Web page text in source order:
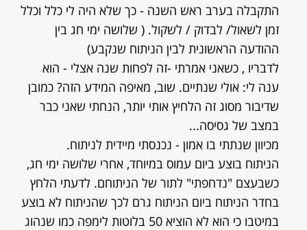
התקבלה בערב ראש השנה - כך שלא היה לי כלל וכלל
זמן לשאול/ לבדוק / לשקול. ( שלושה ימי חג בין
ההודעה הראשונית לבין הניתוח שנקבע)
לדבריו , כשאני אמרתי -זה לפחות שנה אצלי - הוא
ענה לי: אולי שנתיים. שוב, מאיפה המידע הזה? כמובן
שדיבור מסוג זה הלחיץ אותי יותר, הנחתי שאני כבר
במצב של גסיסה...
מכיוון שנתתי בו אמון - נכנסתי מיידית לניתוח.
הניתוח בוצע ביום עמוס במיוחד, אחרי שלושה ימי חג,
כשבעצם "נדחפתי" לתור של הניתוחם. לדעתי הלחץ
בחדר הניתוח ביום הניתוח גרם לכך שהניתוח לא בוצע
במיטבו כי הוא לא הוציא 50 בלוטות לימפה כמו שנהוג